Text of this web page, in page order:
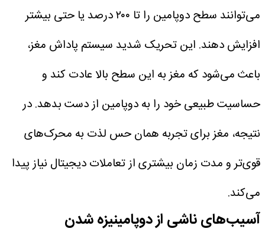
می‌توانند سطح دوپامین را تا ۲۰۰ درصد یا حتی بیشتر
افزایش دهند. این تحریک شدید سیستم پاداش مغز،
باعث می‌شود که مغز به این سطح بالا عادت کند و
حساسیت طبیعی خود را به دوپامین از دست بدهد. در
نتیجه، مغز برای تجربه همان حس لذت به محرک‌های
قوی‌تر و مدت زمان بیشتری از تعاملات دیجیتال نیاز پیدا
می‌کند.
آسیب‌های ناشی از دوپامینیزه شدن